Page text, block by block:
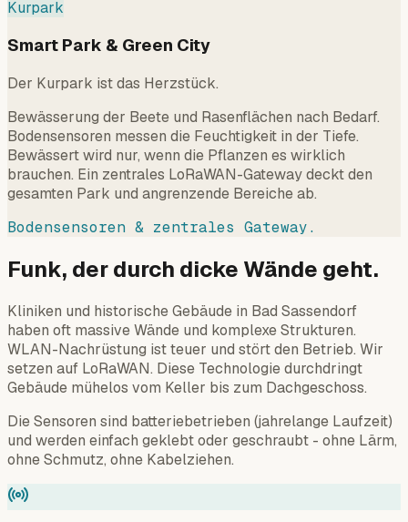
Kurpark
Smart Park & Green City
Der Kurpark ist das Herzstück.
Bewässerung der Beete und Rasenflächen nach Bedarf.
Bodensensoren messen die Feuchtigkeit in der Tiefe.
Bewässert wird nur, wenn die Pflanzen es wirklich
brauchen. Ein zentrales LoRaWAN-Gateway deckt den
gesamten Park und angrenzende Bereiche ab.
Bodensensoren & zentrales Gateway.
Funk, der durch dicke Wände geht.
Kliniken und historische Gebäude in Bad Sassendorf
haben oft massive Wände und komplexe Strukturen.
WLAN-Nachrüstung ist teuer und stört den Betrieb. Wir
setzen auf LoRaWAN. Diese Technologie durchdringt
Gebäude mühelos vom Keller bis zum Dachgeschoss.
Die Sensoren sind batteriebetrieben (jahrelange Laufzeit)
und werden einfach geklebt oder geschraubt - ohne Lärm,
ohne Schmutz, ohne Kabelziehen.